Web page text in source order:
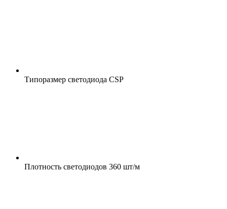
Типоразмер светодиода CSP
Плотность светодиодов 360 шт/м